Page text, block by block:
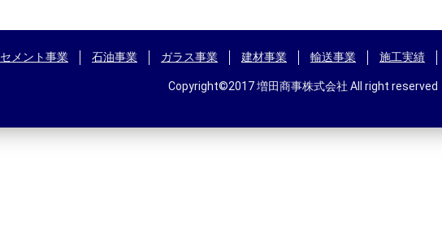
セメント事業 石油事業 ガラス事業 建材事業 輸送事業 施工実績
Copyright©2017 増田商事株式会社 All right reserved